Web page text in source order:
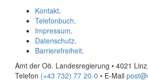
Kontakt.
Telefonbuch.
Impressum.
Datenschutz.
Barrierefreiheit.
Amt der Oö. Landesregierung • 4021
Telefon (+43 732) 77 20-0 • E-Mail